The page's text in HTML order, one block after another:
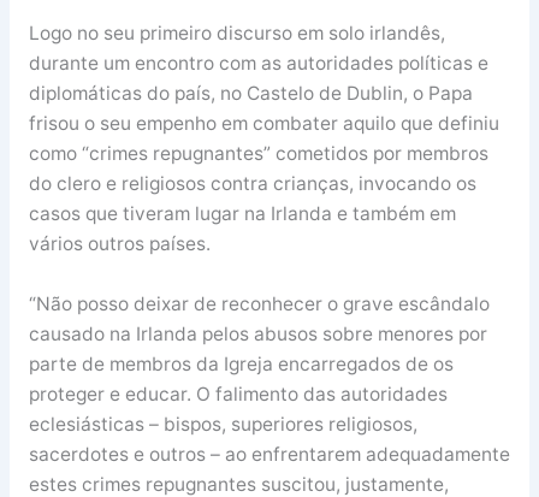
Logo no seu primeiro discurso em solo irlandês,
durante um encontro com as autoridades políticas e
diplomáticas do país, no Castelo de Dublin, o Papa
frisou o seu empenho em combater aquilo que definiu
como “crimes repugnantes” cometidos por membros
do clero e religiosos contra crianças, invocando os
casos que tiveram lugar na Irlanda e também em
vários outros países.
“Não posso deixar de reconhecer o grave escândalo
causado na Irlanda pelos abusos sobre menores por
parte de membros da Igreja encarregados de os
proteger e educar. O falimento das autoridades
eclesiásticas – bispos, superiores religiosos,
sacerdotes e outros – ao enfrentarem adequadamente
estes crimes repugnantes suscitou, justamente,